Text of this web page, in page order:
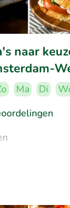
naar
Ma Di